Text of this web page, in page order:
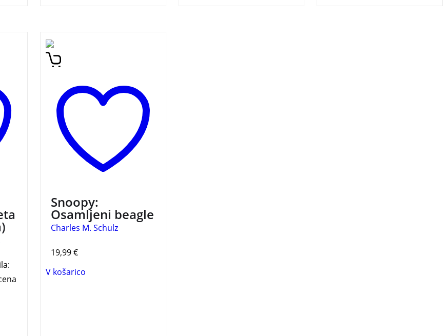
Oh, koliko veselja se skriva
v novi zbirki Snoopyja,
druščina Arašidkov se v tej
tretji knjigi stripov vrača s
povsem novimi zgodbami
izpod svinčnikov različnih
ustvarjalcev, pri čemer pa
nismo pozabili vključiti niti
klasičnih del legendarnega
Charlesa M. Schulza.
Snoopy:
Osamljeni beagle
Charles M. Schulz
19,99€
V košarico